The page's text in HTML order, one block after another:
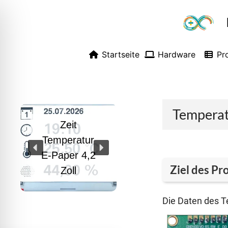
Startseite Hardware
Ziel des
Die Daten des
Zeit
Temperatur
E-Paper 4,2
Zoll